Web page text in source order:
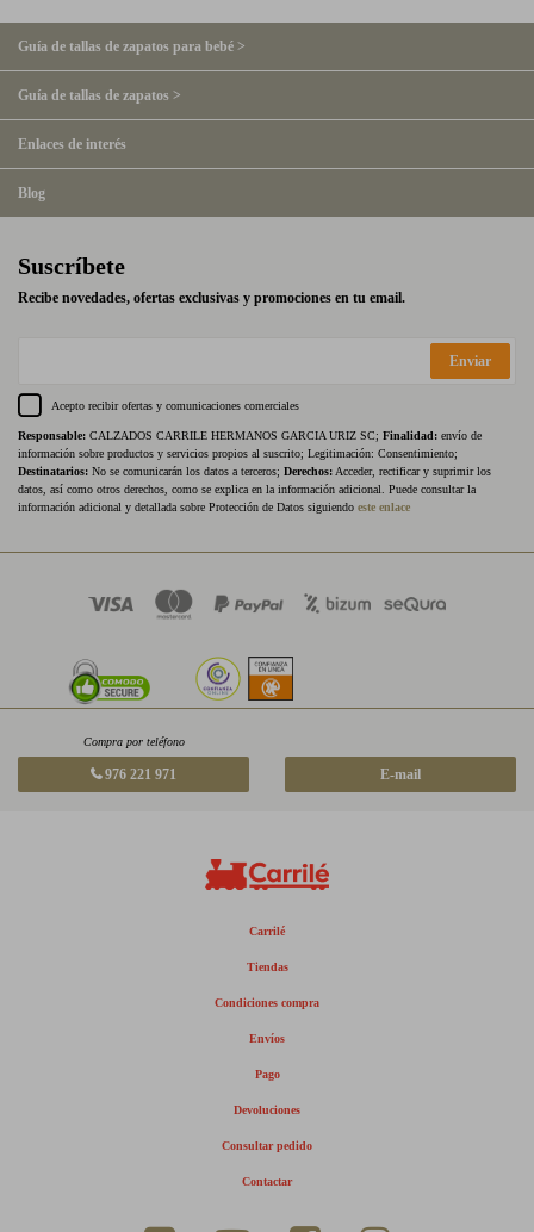
Guía de tallas de zapatos para bebé >
Guía de tallas de zapatos >
Enlaces de interés
Blog
Suscríbete
Recibe novedades, ofertas exclusivas y promociones en tu email.
Enviar
Acepto recibir ofertas y comunicaciones comerciales
Responsable: CALZADOS CARRILE HERMANOS GARCIA URIZ SC; Finalidad: envío de
información sobre productos y servicios propios al suscrito; Legitimación: Consentimiento;
Destinatarios: No se comunicarán los datos a terceros; Derechos: Acceder, rectificar y suprimir los
datos, así como otros derechos, como se explica en la información adicional. Puede consultar la
información adicional y detallada sobre Protección de Datos siguiendo este enlace
Compra por teléfono
976 221 971 E-mail
Carrilé
Tiendas
Condiciones compra
Envíos
Pago
Devoluciones
Consultar pedido
Contactar